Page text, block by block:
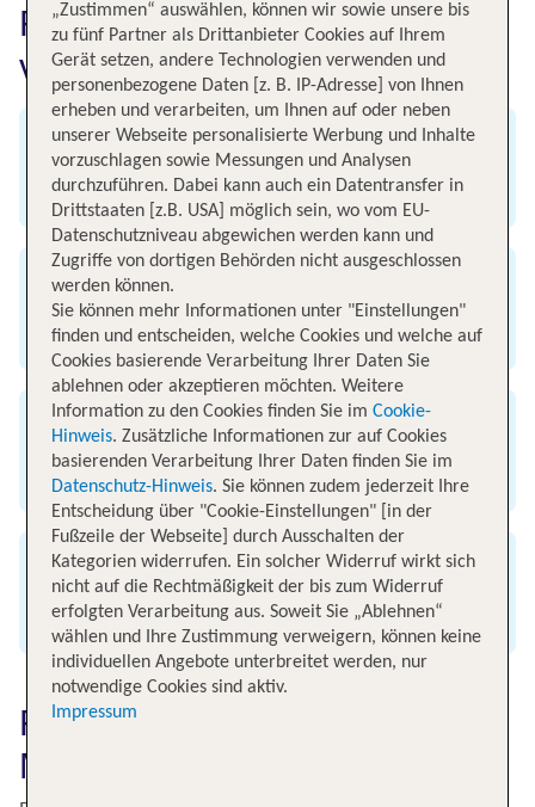
Fluginformationen für Flüge
von Stuttgart nach Malaga
Abflug
Flughafen Stuttgart
Ankunft
Flughafen Malaga
Flugzeit
3 Stunden
Entfernung
1.700 km
Flugzeit von Stuttgart nach
Malaga
„Zustimmen“ auswählen, können wir sowie unsere bis
zu fünf Partner als Drittanbieter Cookies auf Ihrem
Gerät setzen, andere Technologien verwenden und
personenbezogene Daten [z. B. IP-Adresse] von Ihnen
erheben und verarbeiten, um Ihnen auf oder neben
unserer Webseite personalisierte Werbung und Inhalte
vorzuschlagen sowie Messungen und Analysen
durchzuführen. Dabei kann auch ein Datentransfer in
Drittstaaten [z.B. USA] möglich sein, wo vom EU-
Datenschutzniveau abgewichen werden kann und
Zugriffe von dortigen Behörden nicht ausgeschlossen
werden können.
Sie können mehr Informationen unter "Einstellungen"
finden und entscheiden, welche Cookies und welche auf
Cookies basierende Verarbeitung Ihrer Daten Sie
ablehnen oder akzeptieren möchten. Weitere
Information zu den Cookies finden Sie im Cookie-
Hinweis. Zusätzliche Informationen zur auf Cookies
basierenden Verarbeitung Ihrer Daten finden Sie im
Datenschutz-Hinweis. Sie können zudem jederzeit Ihre
Entscheidung über "Cookie-Einstellungen" [in der
Fußzeile der Webseite] durch Ausschalten der
Kategorien widerrufen. Ein solcher Widerruf wirkt sich
nicht auf die Rechtmäßigkeit der bis zum Widerruf
erfolgten Verarbeitung aus. Soweit Sie „Ablehnen“
wählen und Ihre Zustimmung verweigern, können keine
individuellen Angebote unterbreitet werden, nur
notwendige Cookies sind aktiv.
Impressum